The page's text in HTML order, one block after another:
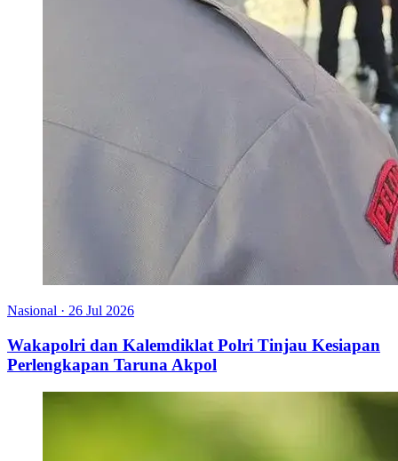
Nasional · 26 Jul 2026
Wakapolri dan Kalemdiklat Polri Tinjau Kesiapan
Perlengkapan Taruna Akpol